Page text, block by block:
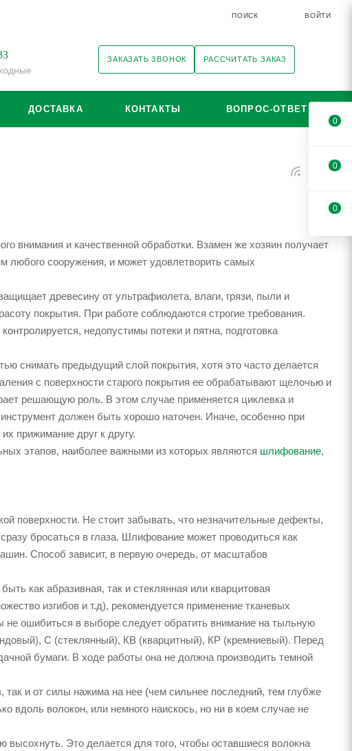
ПОИСК ВОЙТИ
ЗАКАЗАТЬ ЗВОНОК РАССЧИТАТЬ ЗАКАЗ
ДОСТАВКА КОНТАКТЫ ВОПРОС-ОТВЕТ
внимания и качественной обработки. Взамен же хозяин получает
любого сооружения, и может удовлетворить самых
древесину от ультрафиолета, влаги, грязи, пыли и
покрытия. При работе соблюдаются строгие требования.
недопустимы потеки и пятна, подготовка
снимать предыдущий слой покрытия, хотя это часто делается
с поверхности старого покрытия ее обрабатывают щелочью и
решающую роль. В этом случае применяется циклевка и
должен быть хорошо наточен. Иначе, особенно при
прижимание друг к другу.
этапов, наиболее важными из которых являются шлифование,
поверхности. Не стоит забывать, что незначительные дефекты,
бросаться в глаза. Шлифование может проводиться как
Способ зависит, в первую очередь, от масштабов
как абразивная, так и стеклянная или кварцитовая
изгибов и т.д), рекомендуется применение тканевых
ошибиться в выборе следует обратить внимание на тыльную
С (стеклянный), КВ (кварцитный), КР (кремниевый). Перед
бумаги. В ходе работы она не должна производить темной
и от силы нажима на нее (чем сильнее последний, тем глубже
волокон, или немного наискось, но ни в коем случае не
Это делается для того, чтобы оставшиеся волокна
0
0
0